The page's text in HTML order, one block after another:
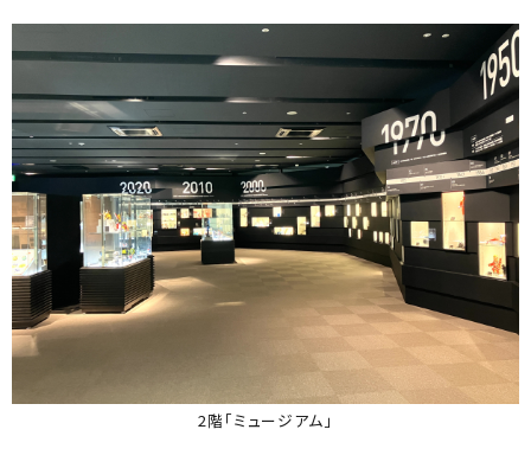
2階「ミュージアム」